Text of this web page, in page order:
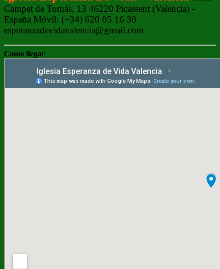
Campet de Tomás, 13 46220 Picassent (Valencia) -
España Móvil: (+34) 620 05 16 30
esperanzadevidavalencia@gmail.com
Como llegar